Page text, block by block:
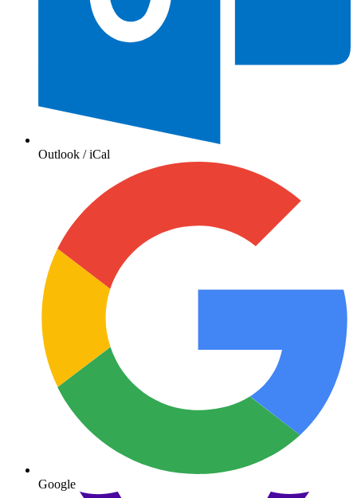
Outlook / iCal
Google